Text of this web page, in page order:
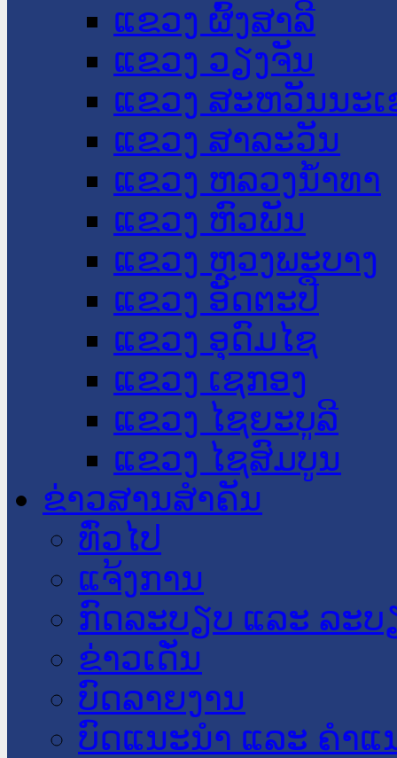
ແຂວງ ຜົ້ງສາລີ
ແຂວງ ວຽງຈັນ
ແຂວງ ສະຫວັນນະ
ແຂວງ ສາລະວັນ
ແຂວງ ຫລວງນໍ້າທາ
ແຂວງ ຫົວພັນ
ແຂວງ ຫຼວງພະບາງ
ແຂວງ ອັດຕະປື
ແຂວງ ອຸດົມໄຊ
ແຂວງ ເຊກອງ
ແຂວງ ໄຊຍະບູລີ
ແຂວງ ໄຊສົມບູນ
ຂ່າວສານສໍາຄັນ
​ທົ່ວ​ໄປ
ແຈ້ງການ
ກົດລະບຽບ ແລະ ລະບ
ຂ່າວເດັ່ນ
ບົດລາຍງານ
ບົດແນະນໍາ ແລະ ຄໍາແ